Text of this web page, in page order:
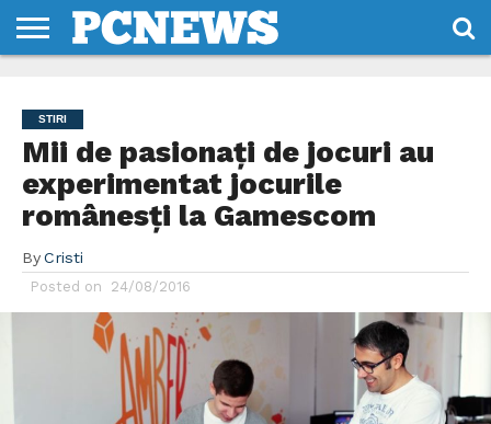
NOI
SI
CONDITII
STIRI
Mii de pasionați de jocuri au
experimentat jocurile
românesți la Gamescom
By Cristi
Posted on 24/08/2016